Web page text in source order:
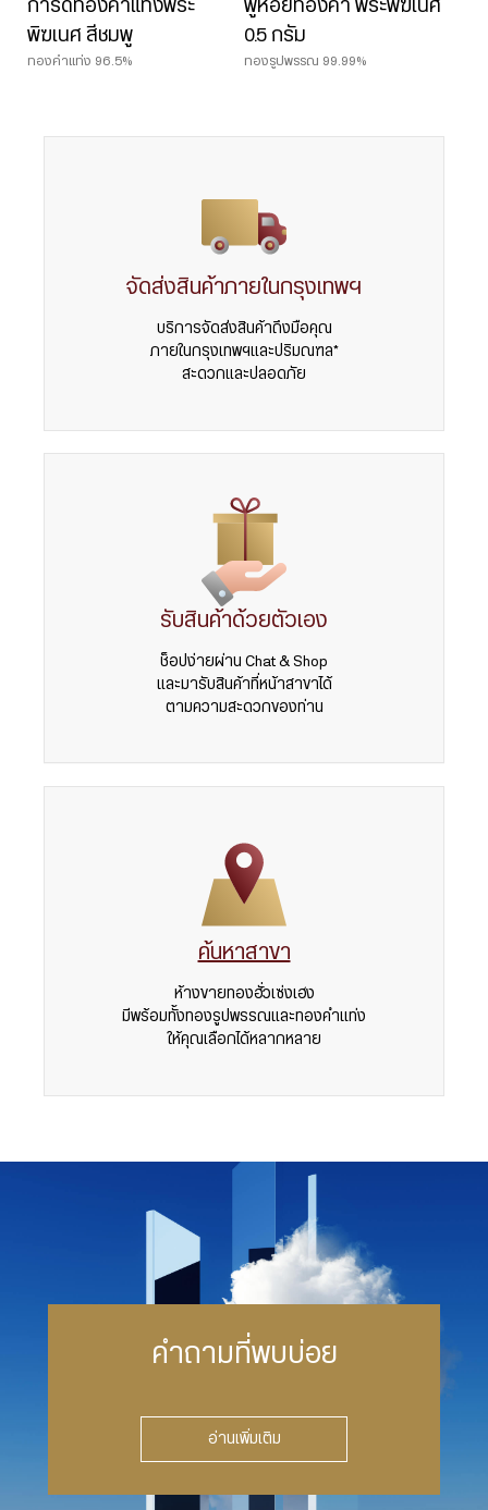
การ์ดทองคำแท่งพระ
พิฆเนศ สีชมพู
ทองคำแท่ง 96.5%
พู่ห้อยทองคำ พระพิฆเนศ
0.5 กรัม
ทองรูปพรรณ 99.99%
จัดส่งสินค้าภายในกรุงเทพฯ
บริการจัดส่งสินค้าถึงมือคุณ
ภายในกรุงเทพฯและปริมณฑล*
สะดวกและปลอดภัย
รับสินค้าด้วยตัวเอง
ช็อปง่ายผ่าน Chat & Shop
และมารับสินค้าที่หน้าสาขาได้
ตามความสะดวกของท่าน
ค้นหาสาขา
ห้างขายทองฮั่วเซ่งเฮง
มีพร้อมทั้งทองรูปพรรณและทองคำแท่ง
ให้คุณเลือกได้หลากหลาย
คำถามที่พบบ่อย
อ่านเพิ่มเติม